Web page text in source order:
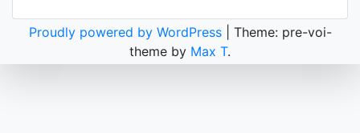
Proudly powered by WordPress
Theme: pre-voi-
theme by Max T.